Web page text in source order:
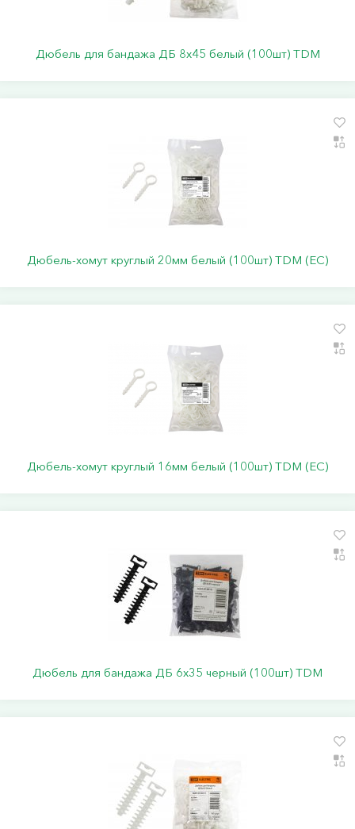
Дюбель для бандажа ДБ 8х45 белый (100шт) TDM
Дюбель-хомут круглый 20мм белый (100шт) TDM (ЕС)
Дюбель-хомут круглый 16мм белый (100шт) TDM (ЕС)
Дюбель для бандажа ДБ 6х35 черный (100шт) TDM